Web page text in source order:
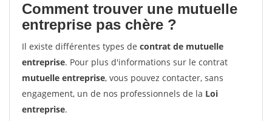
Comment trouver une mutuelle
entreprise pas chère ?
Il existe différentes types de contrat de mutuelle
entreprise. Pour plus d'informations sur le contrat
mutuelle entreprise, vous pouvez contacter, sans
engagement, un de nos professionnels de la Loi
entreprise.